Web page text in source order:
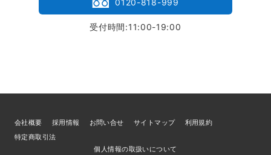
0120-818-999
受付時間:11:00-19:00
会社概要 採用情報 お問い合せ サイトマップ
利用規約
特定商取引法
個人情報の取扱いについて